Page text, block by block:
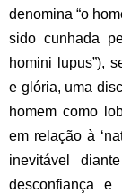
denomina “o
sido cunhada
homini lupus”),
e glória, uma
homem como
em relação à
inevitável
desconfiança e